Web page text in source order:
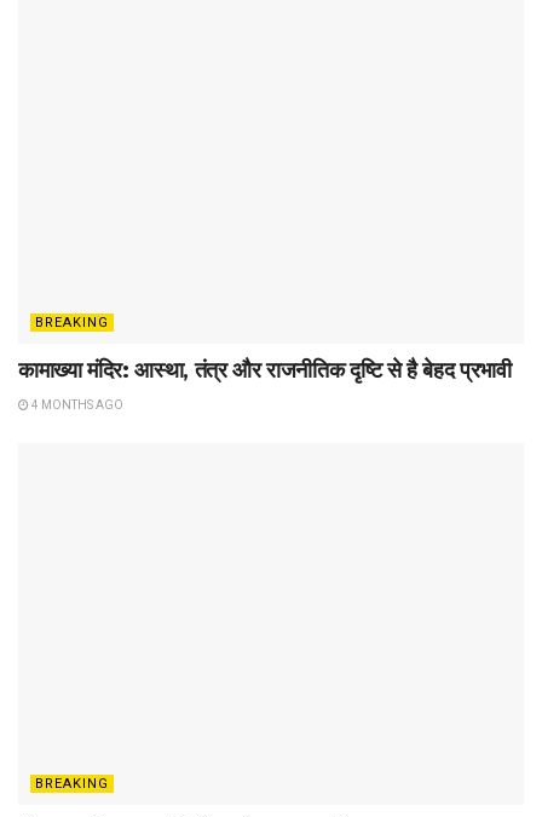
BREAKING
कामाख्या मंदिर: आस्था, तंत्र और राजनीतिक दृष्टि से है बेहद प्रभावी
4 MONTHS AGO
BREAKING